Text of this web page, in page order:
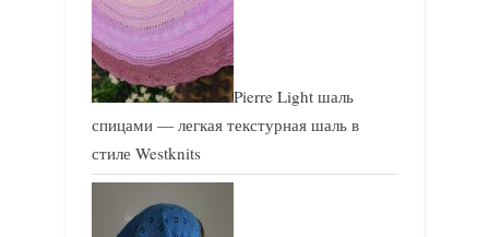
Pierre Light шаль
спицами — легкая текстурная шаль в
стиле Westknits